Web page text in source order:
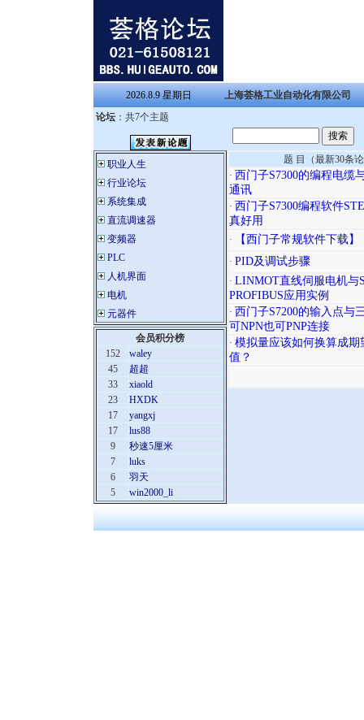
2026.8.9 星期日
上海荟格工业自动化有限公司
论坛 ：共7个主题
职业人生
行业论坛
系统集成
直流调速器
变频器
PLC
人机界面
电机
元器件
会员积分榜
152
waley
45
超超
33
xiaold
23
HXDK
17
yangxj
17
lus88
9
秒速5厘米
7
luks
6
羽天
5
win2000_li
题 目（最新30条
· 西门子S7300的编程电缆
通讯
· 西门子S7300编程软件
真好用
· 【西门子常规软件下载】
· PID及调试步骤
· LINMOT直线伺服电机与
PROFIBUS应用实例
· 西门子S7200的输入点与
可NPN也可PNP连接
· 模拟量应该如何换算成期
值？